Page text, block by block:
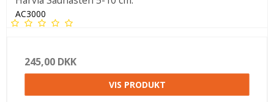
AC3000
245,00 DKK
VIS PRODUKT